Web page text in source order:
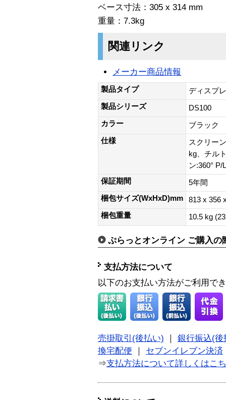
ベース寸法：305 x 314 mm
重量：7.3kg
関連リンク
メーカー商品情報
製品タイプ
ディスプ
製品シリーズ
DS100
カラー
ブラック
仕様
スクリー
kg、チル
ン:360°
保証期間
5年間
梱包サイズ(WxHxD)mm
813 x 356
梱包重量
10.5 kg
ぷらっとオンライン ご購入の
支払方法について
以下のお支払い方法がご利用で
売掛取引(後払い) ｜ 銀行振込(後
換宅配便 ｜ セブンイレブン決済
⇒支払方法について詳しくはこ